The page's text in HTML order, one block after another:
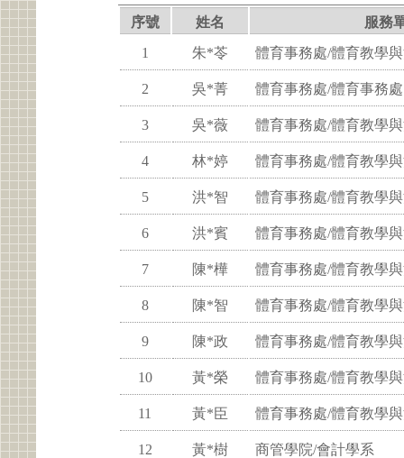
序號 姓名
服務
1
朱*苓 體育事務處/體育教學
2 吳*菁 體育事務處/體育事務處
3 吳*薇 體育事務處/體育教學
4 林*婷 體育事務處/體育教學
5 洪*智 體育事務處/體育教學
6 洪*賓 體育事務處/體育教學
7 陳*樺 體育事務處/體育教學
8 陳*智 體育事務處/體育教學
9 陳*政 體育事務處/體育教學
10 黃*榮 體育事務處/體育教學
11 黃*臣 體育事務處/體育教學
12 黃*樹 商管學院/會計學系